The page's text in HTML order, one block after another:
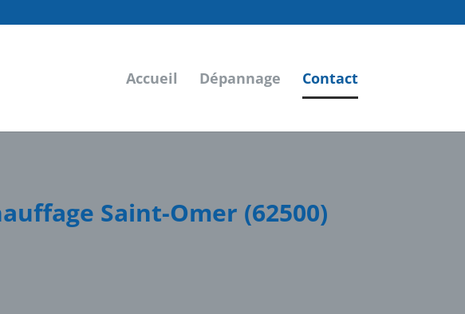
Accueil Dépannage Contact
Saint-Omer (62500)